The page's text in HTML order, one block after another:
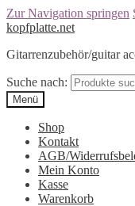
Zur Navigation springen
kopfplatte.net
Gitarrenzubehör/guitar
Suche nach:
Menü
Shop
Kontakt
AGB/
Mein Konto
Kasse
Warenkorb